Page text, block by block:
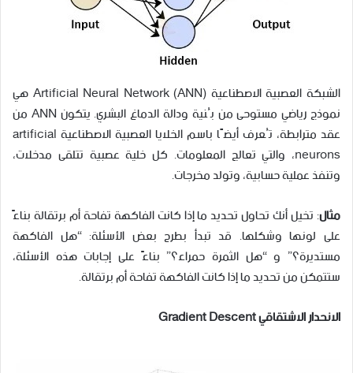
الشبكة العصبية الاصطناعية Artificial Neural Network (ANN) هي
نموذج رياضي مستوحى من بُنية ودالة الدماغ البشري. يتكون ANN من
عقد مترابطة، تُعرف أيضًا باسم الخلايا العصبية الاصطناعية artificial
neurons، والتي تعالج المعلومات. كل خلية عصبية تتلقى مدخلات،
وتنفذ عملية حسابية، وتولد مخرجات.
مثال: تخيل أنك تحاول تحديد ما إذا كانت الفاكهة تفاحة أم برتقالة بناءً
على لونها وشكلها. قد تبدأ بطرح بعض الأسئلة: “هل الفاكهة
مستديرة؟” و “هل الثمرة حمراء؟” بناءً على إجابات هذه الأسئلة،
ستتمكن من تحديد ما إذا كانت الفاكهة تفاحة أم برتقالة.
الانحدار الاشتقاقي Gradient Descent